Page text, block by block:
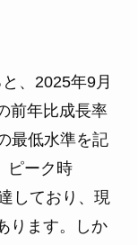
、2025年9月
前年比成長率
最低水準を記
ピーク時
しており、現
ります。しか